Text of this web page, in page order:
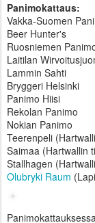
Panimokattaus:
Vakka-Suomen
Beer Hunter's
Ruosniemen
Laitilan
Lammin Sahti
Bryggeri Helsinki
Panimo Hiisi
Rekolan Panimo
Nokian Panimo
Teerenpeli
Saimaa (Hartwallin
Stallhagen
Olubryki Raum